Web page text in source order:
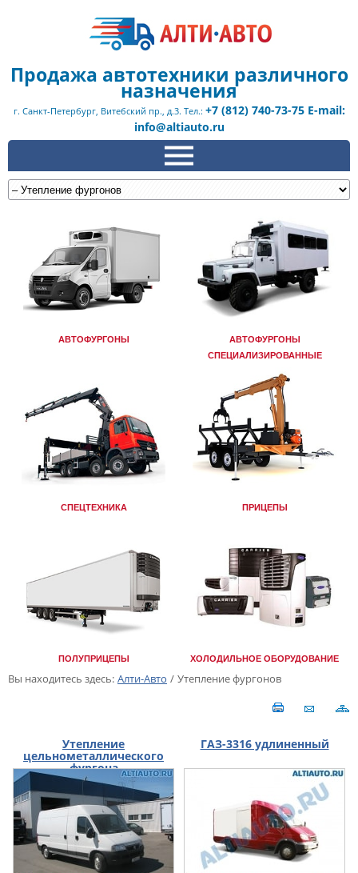
Продажа автотехники различного
назначения
г. Санкт-Петербург, Витебский пр., д.3. Тел.: +7 (812) 740-73-75 E-mail:
info@altiauto.ru
АВТОФУРГОНЫ
АВТОФУРГОНЫ
СПЕЦИАЛИЗИРОВАННЫЕ
СПЕЦТЕХНИКА ПРИЦЕПЫ
ПОЛУПРИЦЕПЫ ХОЛОДИЛЬНОЕ ОБОРУДОВАНИЕ
Вы находитесь здесь: Алти-Авто / Утепление фургонов
Утепление
цельнометаллического
фургона
ГАЗ-3316 удлиненный